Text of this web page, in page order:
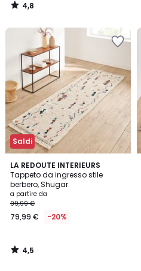
4,8
/
Saldi
LA REDOUTE INTERIEURS
Tappeto da ingresso stile
berbero, Shugar
a partire da
99,99 €
79,99 € -20%
4,5
/ 5
4,5
/